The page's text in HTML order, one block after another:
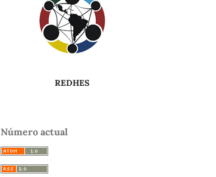
REDHES
Número actual